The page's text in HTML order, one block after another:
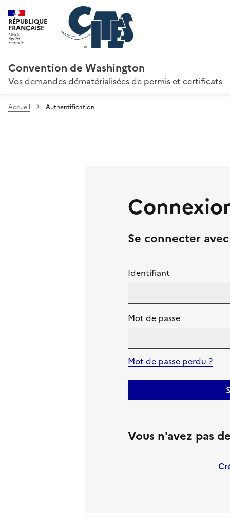
RÉPUBLIQUE
FRANÇAISE
Convention de Washington
Vos demandes dématérialisées de permis et certificats
Accueil Authentification
Se connecter
Identifiant
Mot de passe
Mot de passe perdu ?
Vous n'avez pas